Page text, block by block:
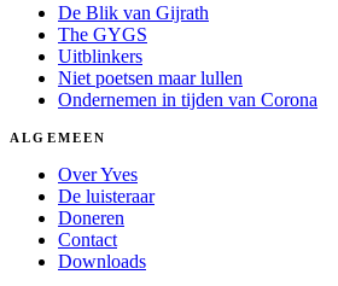
De Blik van Gijrath
The GYGS
Uitblinkers
Niet poetsen maar lullen
Ondernemen in tijden van Corona
ALGEMEEN
Over Yves
De luisteraar
Doneren
Contact
Downloads